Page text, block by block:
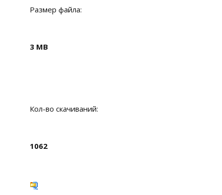
Размер файла:
3 MB
Кол-во скачиваний:
1062